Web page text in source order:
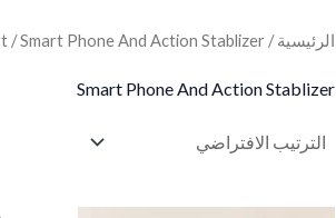
الرئيسية/
/ Smart Phone And Action Stablizer
Smart Phone And Action Stablizer